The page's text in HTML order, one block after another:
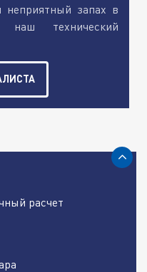
запах в
технический
расчет